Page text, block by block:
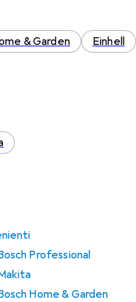
& Garden Einhell
Professional
Home & Garden